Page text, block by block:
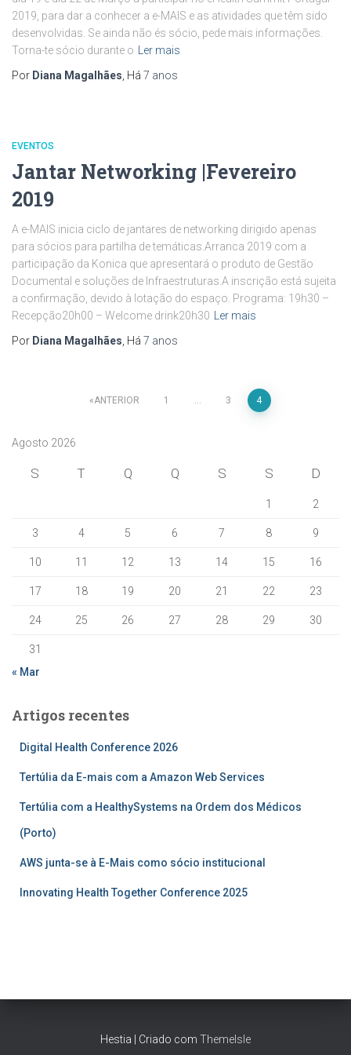
2019, para dar a conhecer a e-MAIS e as atividades que têm sido
desenvolvidas. Se ainda não és sócio, pede mais informações.
Torna-te sócio durante o
Ler mais
Por Diana Magalhães , Há 7 anos
EVENTOS
Jantar Networking |Fevereiro
2019
A e-MAIS inicia ciclo de jantares de networking dirigido apenas
para sócios para partilha de temáticas.Arranca 2019 com a
participação da Konica que apresentará o produto de Gestão
Documental e soluções de Infraestruturas.A inscrição está sujeita
a confirmação, devido à lotação do espaço. Programa: 19h30 –
Recepção20h00 – Welcome drink20h30
Ler mais
Por Diana Magalhães , Há 7 anos
Paginação
dos
conteúdos
ANTERIOR 1 … 3 4
Agosto 2026
S T Q Q S S D
1 2
3 4 5 6 7 8 9
10 11 12 13 14 15 16
17 18 19 20 21 22 23
24 25 26 27 28 29 30
31
« Mar
Artigos recentes
Digital Health Conference 2026
Tertúlia da E-mais com a Amazon Web Services
Tertúlia com a HealthySystems na Ordem dos Médicos
(Porto)
AWS junta-se à E-Mais como sócio institucional
Innovating Health Together Conference 2025
Hestia | Criado com ThemeIsle